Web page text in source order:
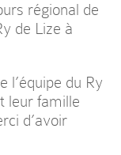
régional de
de Lize à
l’équipe du Ry
leur famille
d’avoir